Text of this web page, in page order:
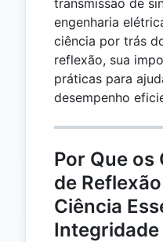
engenharia
ciência por trás
reflexão, sua
práticas para
desempenho
Por Que
de
Ciência
Integridade